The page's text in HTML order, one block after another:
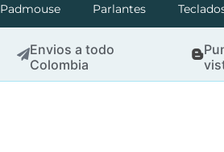
Padmouse Parlantes
Envios a todo
Colombia